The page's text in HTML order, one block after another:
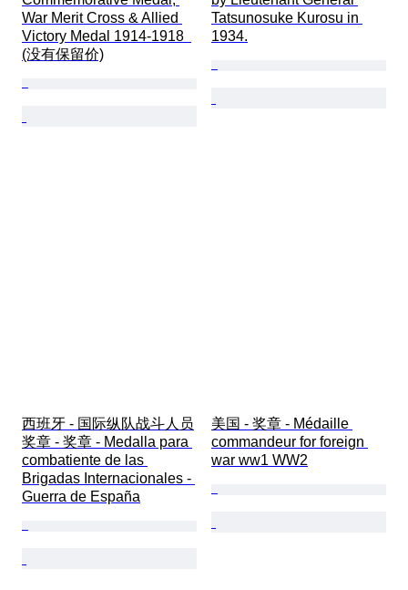
War Merit Cross & Allied
Victory Medal 1914-1918
(没有保留价)
Tatsunosuke Kurosu in
1934.
西班牙 - 国际纵队战斗人员
奖章 - 奖章 - Medalla para
combatiente de las
Brigadas Internacionales -
Guerra de España
美国 - 奖章 - Médaille
commandeur for foreign
war ww1 WW2